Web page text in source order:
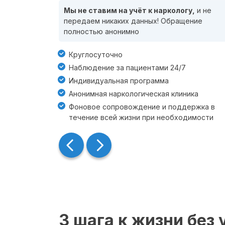
Мы не ставим на учёт к наркологу, и не
передаем никаких данных! Обращение
полностью анонимно
Круглосуточно
Наблюдение за пациентами 24/7
Индивидуальная программа
Анонимная наркологическая клиника
Фоновое сопровождение и поддержка в
течение всей жизни при необходимости
3 шага к жизни без